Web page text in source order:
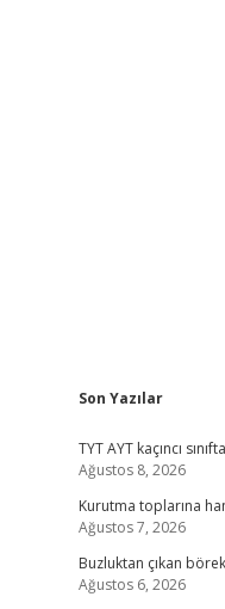
Sidebar
Son Yazılar
TYT AYT kaçıncı
Ağustos 8, 2026
Kurutma toplarına
Ağustos 7, 2026
Buzluktan çıkan
Ağustos 6, 2026